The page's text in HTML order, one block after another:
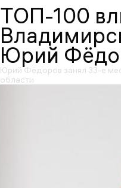
ТОП-100
Юрий
Юрий Фёдоров занял 33-е
области